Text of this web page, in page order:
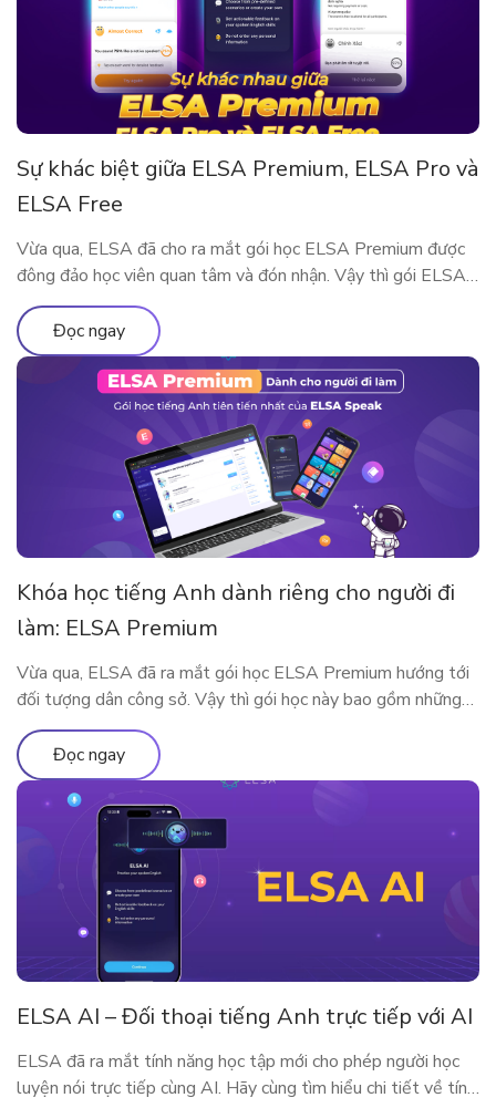
Sự khác biệt giữa ELSA Premium, ELSA Pro và
ELSA Free
Vừa qua, ELSA đã cho ra mắt gói học ELSA Premium được
đông đảo học viên quan tâm và đón nhận. Vậy thì gói ELSA
Premium có gì khác so với ELSA Pro và ELSA Free? Hãy
cùng tìm hiểu qua bài viết này nhé!
Đọc ngay
Khóa học tiếng Anh dành riêng cho người đi
làm: ELSA Premium
Vừa qua, ELSA đã ra mắt gói học ELSA Premium hướng tới
đối tượng dân công sở. Vậy thì gói học này bao gồm những
gì? Vì sao ELSA Premium lại phù hợp với người đi làm? Hãy
cùng tìm hiểu qua bài viết sau nhé!
Đọc ngay
ELSA AI – Đối thoại tiếng Anh trực tiếp với AI
ELSA đã ra mắt tính năng học tập mới cho phép người học
luyện nói trực tiếp cùng AI. Hãy cùng tìm hiểu chi tiết về tính